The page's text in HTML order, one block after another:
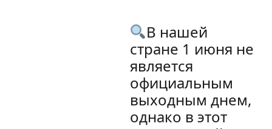
В нашей
стране 1 июня не
является
официальным
выходным днем,
однако в этот